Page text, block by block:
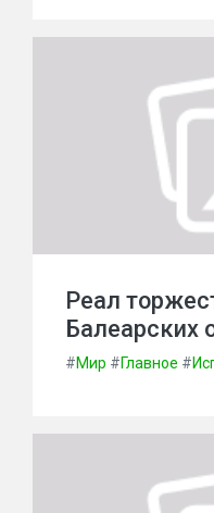
Реал
Балеарских
#Мир #Главное #